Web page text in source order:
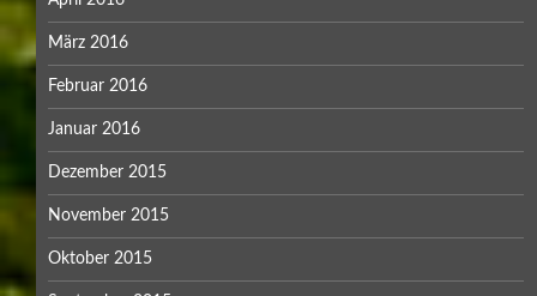
März 2016
Februar 2016
Januar 2016
Dezember 2015
November 2015
Oktober 2015